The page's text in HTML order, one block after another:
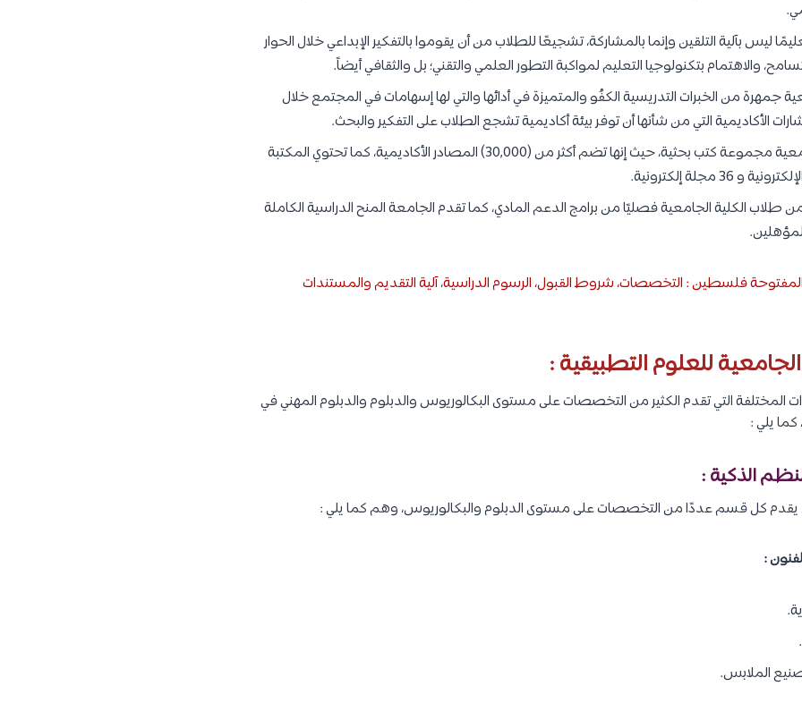
ليس بآلية التلقين وإنما بالمشاركة، تشجيعًا للطلاب من أن يقوموا بالتفكير الإبداعي خلال الحوار
والاهتمام بتكنولوجيا التعليم لمواكبة التطور العلمي والتقني؛ بل والثقافي أيضاً.
جمهرة من الخبرات التدريسية الكفُو والمتميزة في أدائها والتي لها إسهامات في المجتمع خلال
الأكاديمية التي من شأنها أن توفر بيئة أكاديمية تشجع الطلاب على التفكير والبحث.
تضم مكتبة الكلية الجامعية مجموعة كتب بحثية، حيث إنها تضم أكثر من (30,000) المصادر الأكاديمية، كما تحتوي المكتبة
أكثر من 5,900 من طلاب الكلية الجامعية فصليًا من برامج الدعم المادي، كما تقدم الجامعة المنح الدراسية الكاملة
المفتوحة فلسطين : التخصصات، شروط القبول، الرسوم الدراسية، آلية التقديم والمستندات
للعلوم التطبيقية :
المختلفة التي تقدم الكثير من التخصصات على مستوى البكالوريوس والدبلوم والدبلوم المهني في
كما يلي :
:
الملابس.